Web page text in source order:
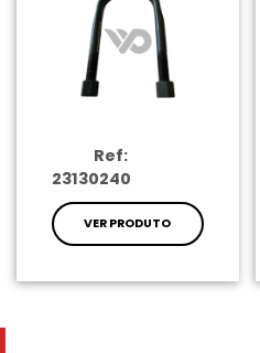
Ref:
23130240
VER PRODUTO